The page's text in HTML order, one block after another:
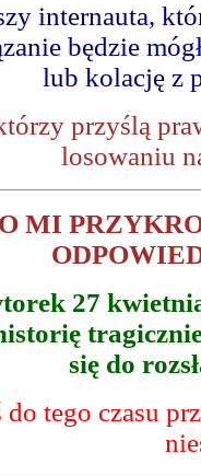
internauta,
będzie
lub kolację z
przyślą
losowaniu
MI
27
się do
do tego czasu